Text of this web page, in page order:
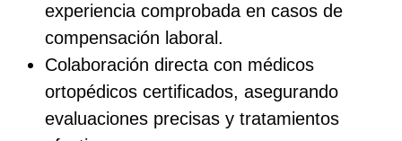
experiencia comprobada en casos de
compensación laboral.
Colaboración directa con médicos
ortopédicos certificados, asegurando
evaluaciones precisas y tratamientos